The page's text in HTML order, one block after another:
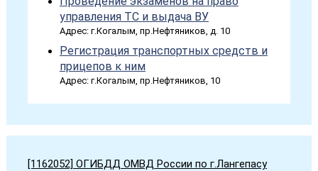
управления ТС и выдача ВУ
Адрес: г.Когалым, пр.Нефтяников, д. 10
Регистрация транспортных средств и
прицепов к ним
Адрес: г.Когалым, пр.Нефтяников, 10
[1162052] ОГИБДД ОМВД России по г.Лангепасу